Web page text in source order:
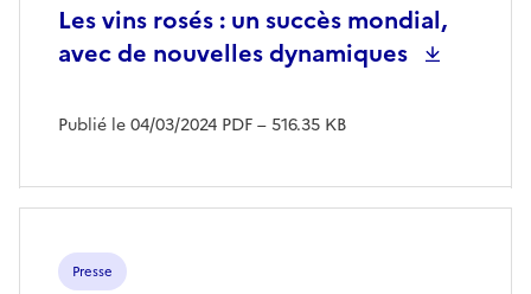
Les vins rosés : un succès mondial,
avec de nouvelles dynamiques
Publié le 04/03/2024 PDF– 516.35 KB
Presse